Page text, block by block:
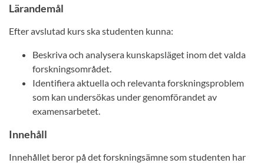
Lärandemål
Efter avslutad kurs ska studenten kunna:
Beskriva och analysera kunskapsläget inom det valda
forskningsområdet.
Identifiera aktuella och relevanta forskningsproblem
som kan undersökas under genomförandet av
examensarbetet.
Innehåll
Innehållet beror på det forskningsämne som studenten har